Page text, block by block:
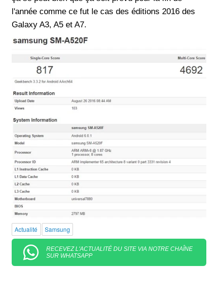
l'année comme ce fut le cas des éditions 2016 des
Galaxy A3, A5 et A7.
Actualité Samsung
RECEVEZ L'ACTUALITÉ DU SITE VIA NOTRE CHAÎNE
SUR WHATSAPP